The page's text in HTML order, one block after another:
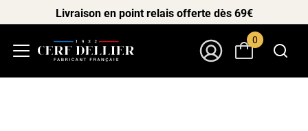
Livraison en point relais offerte dès 69€
0